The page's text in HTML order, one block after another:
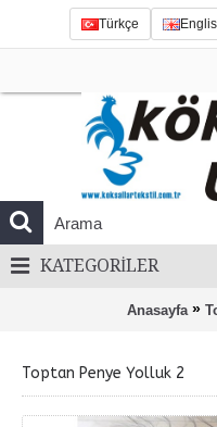
Türkçe
KATEGORILER
Anasayfa »
Toptan Penye Yolluk 2